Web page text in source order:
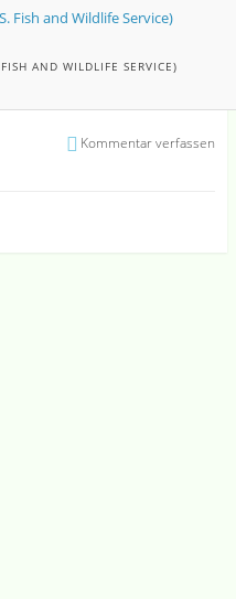
AND WILDLIFE SERVICE)
Kommentar verfassen